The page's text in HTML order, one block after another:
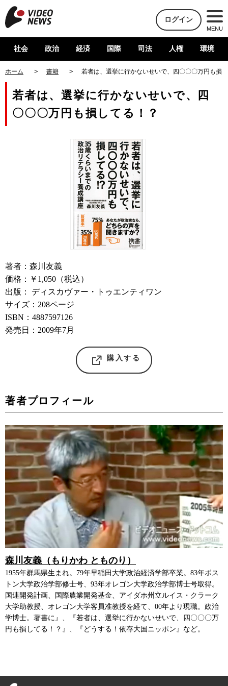
ログイン
MENU
社会 政治 経済 国際 司法 人権 環境
ホーム 書籍 若者は、選挙に行かないせいで、四〇〇〇万円も損
若者は、選挙に行かないせいで、四
〇〇〇万円も損してる！？
著者：森川友義
価格：￥1,050（税込）
出版： ディスカヴァー・トゥエンティワン
サイズ：208ページ
ISBN：4887597126
発売日：2009年7月
購入する
著者プロフィール
森川友義（もりかわ とものり）
1955年群馬県生まれ。79年早稲田大学政治経済学部卒業。83年ボス
トン大学政治学部修士号、93年オレゴン大学政治学部博士号取得。
国連開発計画、国際農業開発基金、アイダホ州立ルイス・クラーク
大学助教授、オレゴン大学客員准教授を経て、00年より現職。政治
学博士。著書に』、『若者は、選挙に行かないせいで、四〇〇〇万
円も損してる！？』、『どうする！依存大国ニッポン』など。